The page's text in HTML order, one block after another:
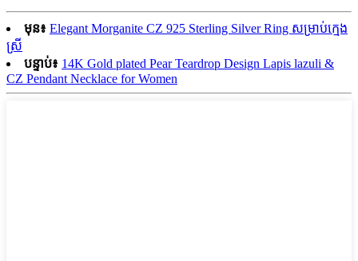
មុន៖ Elegant Morganite CZ 925 Sterling Silver Ring សម្រាប់ក្មេង
ស្រី
បន្ទាប់៖ 14K Gold plated Pear Teardrop Design Lapis lazuli &
CZ Pendant Necklace for Women